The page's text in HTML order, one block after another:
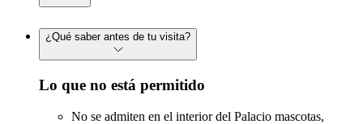
¿Qué saber antes de tu visita?
Lo que no está permitido
No se admiten en el interior del Palacio mascotas,